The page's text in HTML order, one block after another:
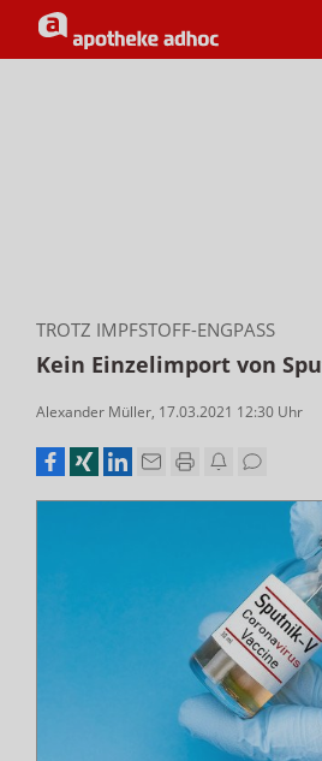
TROTZ IMPFSTOFF-ENGPASS
Kein Einzelimport von
Alexander Müller, 17.03.2021 12:30 Uhr